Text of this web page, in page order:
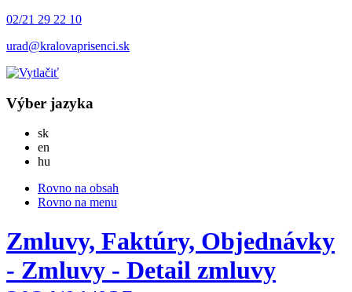
02/21 29 22 10
urad@kralovaprisenci.sk
Výber jazyka
skSlovensky
en
hu
Rovno na obsah
Rovno na menu
Zmluvy, Faktúry, Objednávky
- Zmluvy - Detail zmluvy